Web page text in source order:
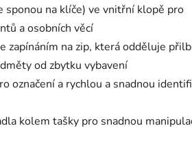
sponou na klíče) ve vnitřní klopě pro
a osobních věcí
zapínáním na zip, která odděluje
od zbytku vybavení
označení a rychlou a snadnou
kolem tašky pro snadnou